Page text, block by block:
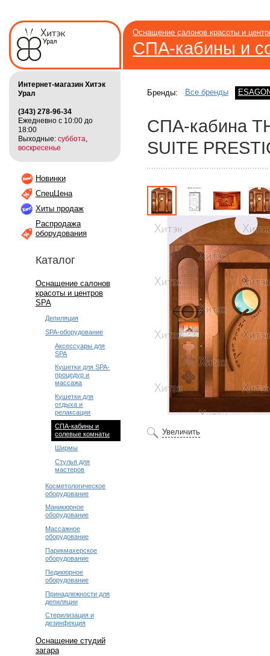
Оснащение салонов красоты и
СПА-кабины и
Интернет-магазин Хитэк
Урал
(343) 278-96-34
Ежедневно с 10:00 до
18:00
Выходные: суббота
воскресенье
Новинки
СпецЦена
Хиты продаж
Распродажа
оборудования
Каталог
Оснащение салонов
красоты и центров
SPA
Депиляция
SPA-оборудование
Аксессуары для
SPA
Кушетки для SPA-
процедур и
массажа
Кушетки для
отдыха и
релаксации
СПА-кабины и
солевые комнаты
Ширмы
Стулья для
мастеров
Косметологическое
оборудование
Маникюрное
оборудование
Массажное
оборудование
Парикмахерское
оборудование
Педикюрное
оборудование
Принадлежности для
депиляции
Стерилизация и
дезинфекция
Оснащение студий
загара
Бренды: Все бренды
СПА-кабина
SUITE
Увеличить